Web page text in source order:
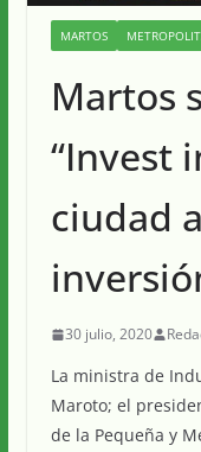
MARTOS
Martos
“Invest
ciudad
30 julio, 2020
La ministra de
Maroto; el
de la Pequeña y